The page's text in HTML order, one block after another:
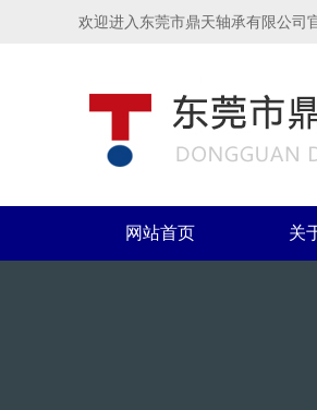
欢迎进入东莞市鼎天轴承有限公司
网站首页 关